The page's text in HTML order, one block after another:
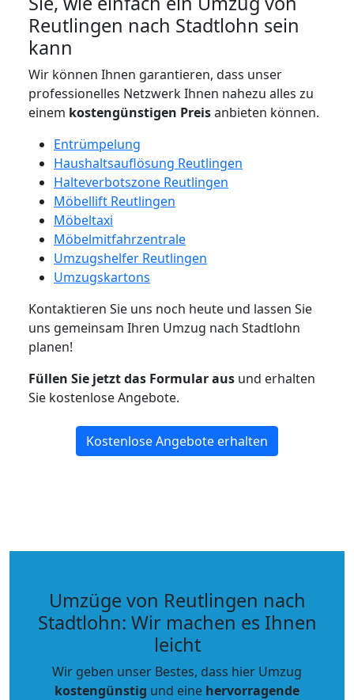
Reutlingen nach Stadtlohn sein
kann
Wir können Ihnen garantieren, dass unser
professionelles Netzwerk Ihnen nahezu alles zu
einem kostengünstigen Preisanbieten können.
Entrümpelung
Haushaltsauflösung Reutlingen
Halteverbotszone Reutlingen
Möbellift Reutlingen
Möbeltaxi
Möbelmitfahrzentrale
Umzugshelfer Reutlingen
Umzugskartons
Kontaktieren Sie uns noch heute und lassen Sie
uns gemeinsam Ihren Umzug nach Stadtlohn
planen!
Füllen Sie jetzt das Formular aus und erhalten
Sie kostenlose Angebote.
Kostenlose Angebote erhalten
Umzüge von Reutlingen nach
Stadtlohn: Wir machen es Ihnen
leicht
Wir geben unser Bestes, dass hier Umzug
kostengünstig und eine hervorragende